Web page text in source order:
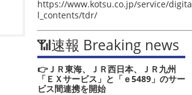
https://www.kotsu.co.jp/service/digita
l_contents/tdr/
📶速報 Breaking news
👉ＪＲ東海、ＪＲ西日本、ＪＲ九州
「ＥＸサービス」と「ｅ5489」のサー
ビス間連携を開始